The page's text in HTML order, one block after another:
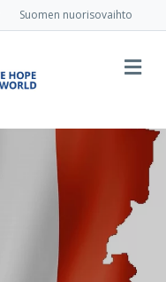
Suomen nuorisovaihto